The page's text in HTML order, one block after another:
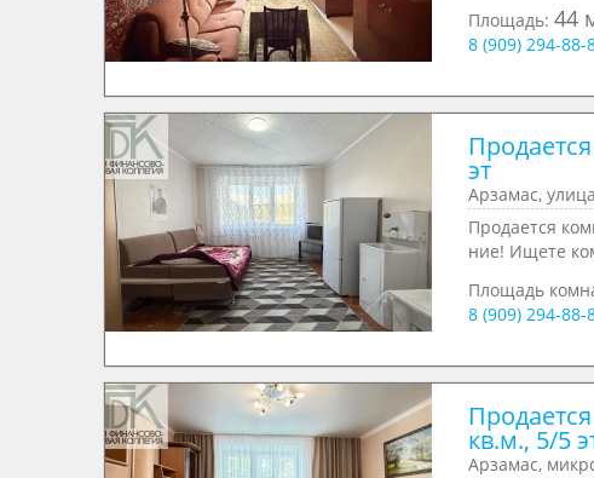
Площадь: 44
8 (909) 294-
эт
Арзамас,
Продается
ние! Ищете
Площадь
8 (909) 294-
кв.м., 5/5
Арзамас,